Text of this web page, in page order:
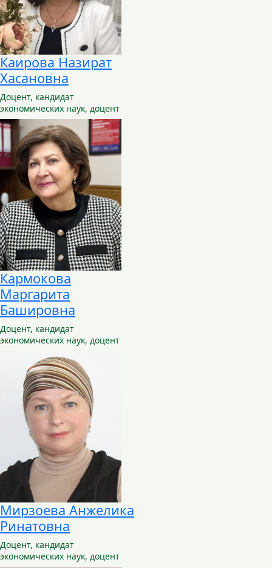
Каирова Назират
Хасановна
Доцент, кандидат
экономических наук, доцент
Кармокова
Маргарита
Башировна
Доцент, кандидат
экономических наук, доцент
Мирзоева Анжелика
Ринатовна
Доцент, кандидат
экономических наук, доцент